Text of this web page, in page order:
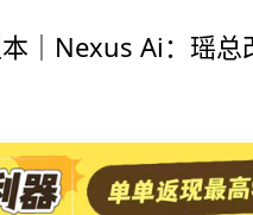
｜Nexus Ai：瑶